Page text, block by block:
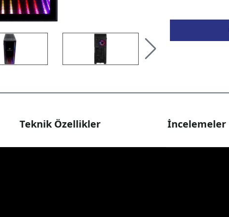
Teknik Özellikler İncelemeler